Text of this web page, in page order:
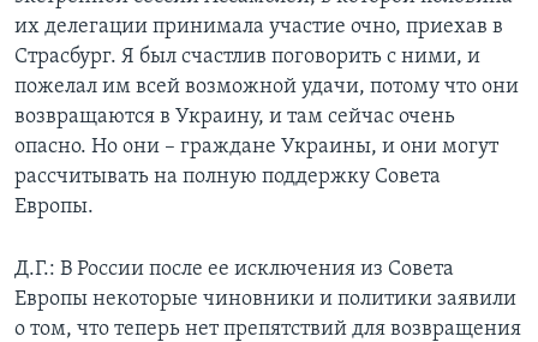
их делегации принимала участие очно, приехав в
Страсбург. Я был счастлив поговорить с ними, и
пожелал им всей возможной удачи, потому что они
возвращаются в Украину, и там сейчас очень
опасно. Но они – граждане Украины, и они могут
рассчитывать на полную поддержку Совета
Европы.
Д.Г.: В России после ее исключения из Совета
Европы некоторые чиновники и политики заявили
о том, что теперь нет препятствий для возвращения